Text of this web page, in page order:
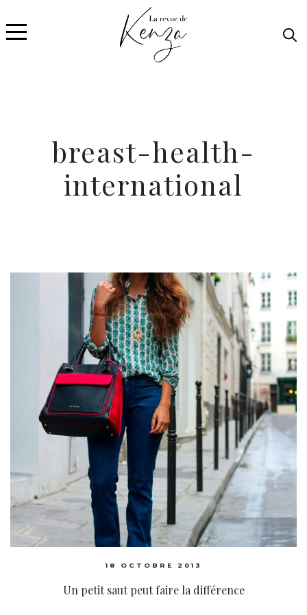
breast-health-
international
18 OCTOBRE 2013
Un petit saut peut faire la différence